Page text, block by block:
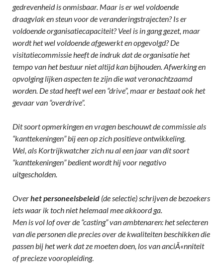
gedrevenheid is onmisbaar. Maar is er wel voldoende
draagvlak en steun voor de veranderingstrajecten? Is er
voldoende organisatiecapaciteit? Veel is in gang gezet, maar
wordt het wel voldoende afgewerkt en opgevolgd? De
visitatiecommissie heeft de indruk dat de organisatie het
tempo van het bestuur niet altijd kan bijhouden. Afwerking en
opvolging lijken aspecten te zijn die wat veronachtzaamd
worden. De stad heeft wel een “drive”, maar er bestaat ook het
gevaar van “overdrive”.
Dit soort opmerkingen en vragen beschouwt de commissie als
“kanttekeningen” bij een op zich positieve ontwikkeling.
Wel, als Kortrijkwatcher zich nu al een jaar van dit soort
“kanttekeningen” bedient wordt hij voor negativo
uitgescholden.
Overhet personeelsbeleid (de selectie) schrijven de bezoekers
iets waar ik toch niet helemaal mee akkoord ga.
Men is vol lof over de “casting” van ambtenaren: het selecteren
van die personen die precies over de kwaliteiten beschikken die
passen bij het werk dat ze moeten doen, los van anciÃ«nniteit
ofprecieze vooropleiding.